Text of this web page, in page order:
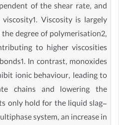
of the shear rate, and
Viscosity is largely
degree of polymerisation2,
to higher viscosities
In contrast, monoxides
ionic behaviour, leading to
chains and lowering the
only hold for the liquid slag-
system, an increase in